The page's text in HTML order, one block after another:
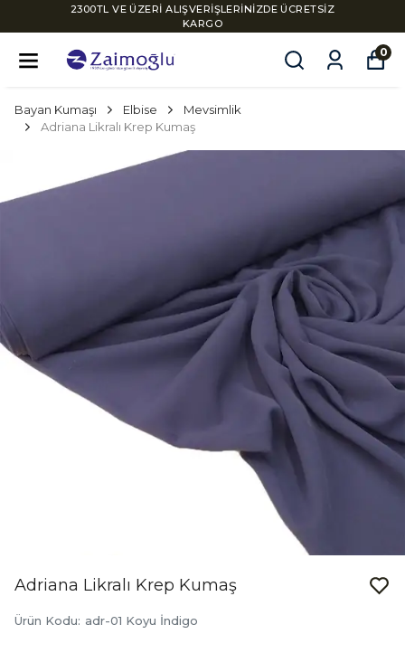
2300TL VE ÜZERİ ALIŞVERİŞLERİNİZDE ÜCRETSİZ
KARGO
0
Bayan Kumaşı Elbise
Mevsimlik
Adriana Likralı Krep Kumaş
Adriana Likralı Krep Kumaş
Ürün Kodu: adr-01 Koyu İndigo